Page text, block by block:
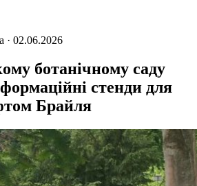
· 02.06.2026
ботанічному саду
стенди для
Брайля